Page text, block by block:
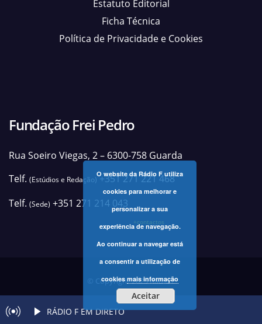
Estatuto Editorial
Ficha Técnica
Política de Privacidade e Cookies
Fundação Frei Pedro
Rua Soeiro Viegas, 2 – 6300-758 Guarda
Telf. (Estúdios e Redação)+351 271 221 468
Telf. (Sede) +351 271 214 043
+contactos
© Copyright 2025 Rádio F
O website da Rádio F utiliza
cookies para melhorar e
personalizar a sua
experiência de navegação.
Ao continuar a navegar está
a consentir a utilização de
cookiesmais informação
Aceitar
RÁDIO F EM DIRETO